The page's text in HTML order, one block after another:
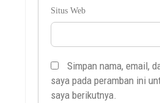
Situs Web
Simpan nama, email,
saya pada peramban ini
saya berikutnya.